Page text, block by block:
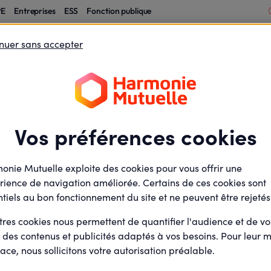
Entreprises ESS Fonction publique
A propos
ESS pour les employeurs
Vos préférences cookies
Mutuelle exploite des cookies pour vous offrir une
de navigation améliorée. Certains de ces cookies sont
au bon fonctionnement du site et ne peuvent être
cookies nous permettent de quantifier l'audience et de
contenus et publicités adaptés à vos besoins. Pour leur
nous sollicitons votre autorisation préalable.
sans accepter